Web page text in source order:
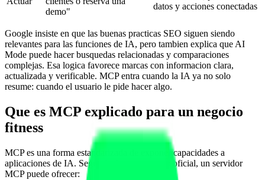
demo"
datos y acciones conectadas
Google insiste en que las buenas practicas SEO siguen siendo
relevantes para las funciones de IA, pero tambien explica que AI
Mode puede hacer busquedas relacionadas y comparaciones
complejas. Esa logica favorece marcas con informacion clara,
actualizada y verificable. MCP entra cuando la IA ya no solo
resume: cuando el usuario le pide hacer algo.
Que es MCP explicado para un negocio
fitness
MCP es una forma estandarizada de exponer capacidades a
aplicaciones de IA. Segun la documentacion oficial, un servidor
MCP puede ofrecer: